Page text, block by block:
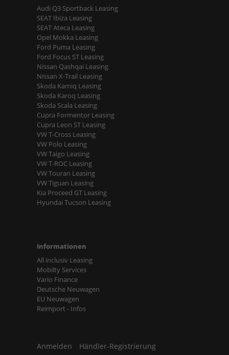
Audi Q3 Sportback Leasing
SEAT Ibiza Leasing
SEAT Ateca Leasing
Opel Mokka Leasing
Ford Puma Leasing
Ford Focus ST Leasing
Nissan Qashqai Leasing
Nissan X-Trail Leasing
Skoda Kamiq Leasing
Skoda Karoq Leasing
Skoda Scala Leasing
Cupra Formentor Leasing
Cupra Leon ST Leasing
VW T-Cross Leasing
VW Polo Leasing
VW Taigo Leasing
VW T-ROC Leasing
VW Touran Leasing
VW Tiguan Leasing
Kia Proceed GT Leasing
Hyundai Tucson Leasing
Informationen
All inclusiv Leasing
Mobilty Services
Vario Finance
Deutsche Neuwagen
EU Neuwagen
Reimport - Infos
Anmelden
Händler-Registrierung